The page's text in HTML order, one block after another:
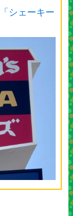
シェーキー